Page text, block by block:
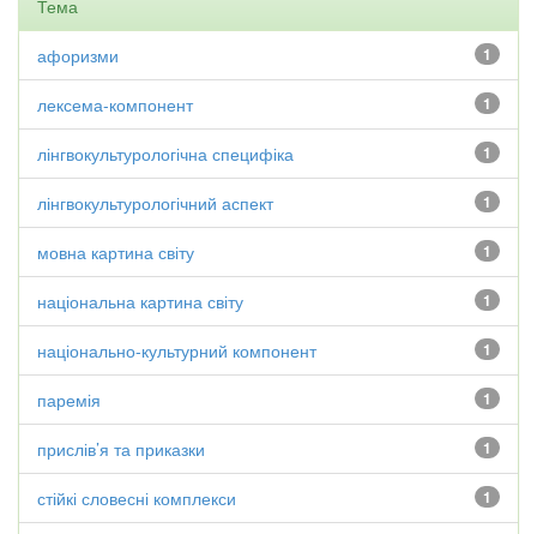
Тема
1
афоризми
1
лексема-компонент
1
лінгвокультурологічна специфіка
1
лінгвокультурологічний аспект
1
мовна картина світу
1
національна картина світу
1
національно-культурний компонент
1
паремія
1
прислів’я та приказки
1
стійкі словесні комплекси